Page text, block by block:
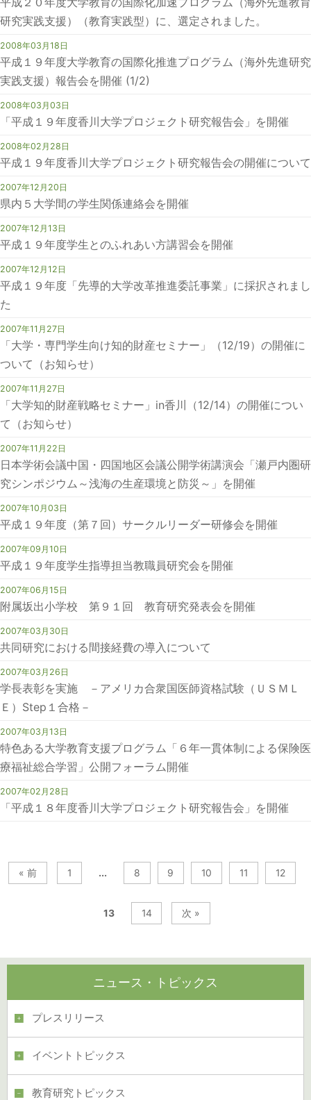
研究実践支援）（教育実践型）に、選定されました。
2008年03月18日
平成１９年度大学教育の国際化推進プログラム（海外先進研究
実践支援）報告会を開催 (1/2)
2008年03月03日
「平成１９年度香川大学プロジェクト研究報告会」を開催
2008年02月28日
平成１９年度香川大学プロジェクト研究報告会の開催について
2007年12月20日
県内５大学間の学生関係連絡会を開催
2007年12月13日
平成１９年度学生とのふれあい方講習会を開催
2007年12月12日
平成１９年度「先導的大学改革推進委託事業」に採択されまし
た
2007年11月27日
「大学・専門学生向け知的財産セミナー」（12/19）の開催に
ついて（お知らせ）
2007年11月27日
「大学知的財産戦略セミナー」in香川（12/14）の開催につい
て（お知らせ）
2007年11月22日
日本学術会議中国・四国地区会議公開学術講演会「瀬戸内圏研
究シンポジウム～浅海の生産環境と防災～」を開催
2007年10月03日
平成１９年度（第７回）サークルリーダー研修会を開催
2007年09月10日
平成１９年度学生指導担当教職員研究会を開催
2007年06月15日
附属坂出小学校 第９１回 教育研究発表会を開催
2007年03月30日
共同研究における間接経費の導入について
2007年03月26日
学長表彰を実施 －アメリカ合衆国医師資格試験（ＵＳＭＬ
Ｅ）Step１合格－
2007年03月13日
特色ある大学教育支援プログラム「６年一貫体制による保険医
療福祉総合学習」公開フォーラム開催
2007年02月28日
「平成１８年度香川大学プロジェクト研究報告会」を開催
« 前 1 ... 8 9 10 11 12
13 14 次 »
ニュース・トピックス
プレスリリース
イベントトピックス
教育研究トピックス